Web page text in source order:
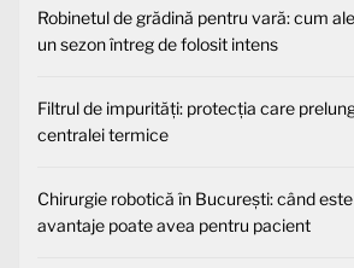
Robinetul de grădină pentru vară: cum
un sezon întreg de folosit intens
Filtrul de impurități: protecția care
centralei termice
Chirurgie robotică în București: când
avantaje poate avea pentru pacient